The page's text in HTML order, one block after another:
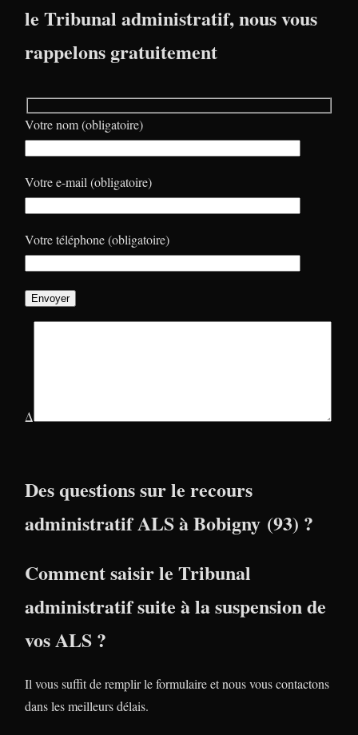
le Tribunal administratif, nous vous
rappelons gratuitement
Votre nom (obligatoire)
Votre e-mail (obligatoire)
Votre téléphone (obligatoire)
Δ
Des questions sur le recours
administratif ALS à Bobigny (93) ?
Comment saisir le Tribunal
administratif suite à la suspension de
vos ALS ?
Il vous suffit de remplir le formulaire et nous vous contactons
dans les meilleurs délais.